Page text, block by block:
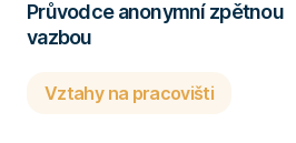
Průvodce anonymní zpětnou
vazbou
Vztahy na pracovišti